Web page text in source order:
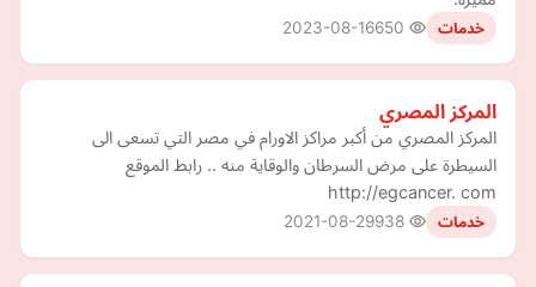
خدمات 2023-08-16
المركز المصري
المركز المصري من أكبر مراكز الاورام في مصر التي تسعى الى
السيطرة على مرض السرطان والوقاية منه .. رابط الموقع
http://egcancer. com
خدمات 2021-08-29